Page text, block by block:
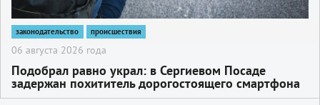
законодательство происшествия
06 августа 2026 года
Подобрал равно украл: в Сергиевом Посаде
задержан похититель дорогостоящего смартфона